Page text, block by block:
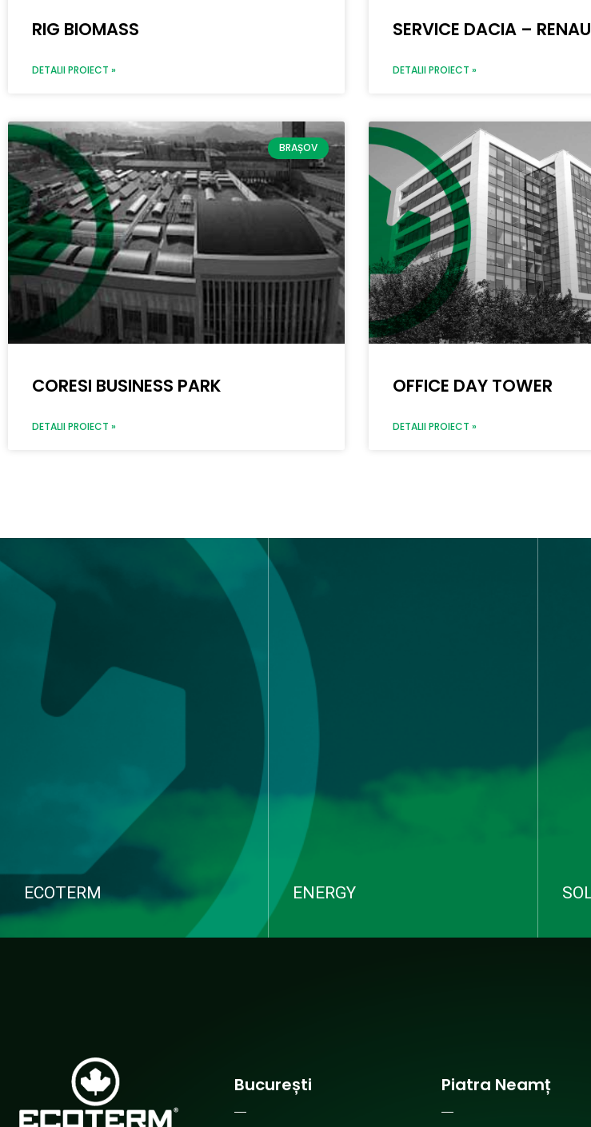
RIG BIOMASS
DETALII PROIECT »
SERVICE DACIA –
DETALII PROIECT »
BRAȘOV
CORESI BUSINESS PARK
DETALII PROIECT »
OFFICE DAY TOWER
DETALII PROIECT »
ECOTERM
Suntem o companie cu capital privat,
înființată în anul 2002
ENERGY
construcțiilor din România și oferim
București Piatra Neamț